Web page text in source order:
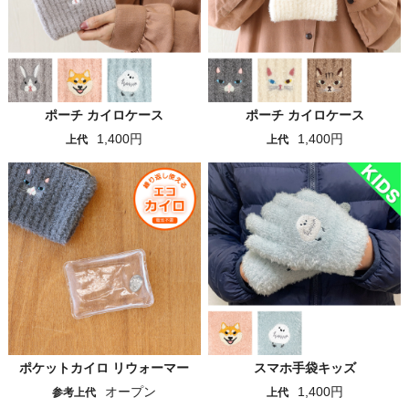
ポーチ カイロケース
上代 1,400円
ポーチ カイロケース
上代 1,400円
ポケットカイロ リウォーマー
参考上代 オープン
スマホ手袋キッズ
上代 1,400円